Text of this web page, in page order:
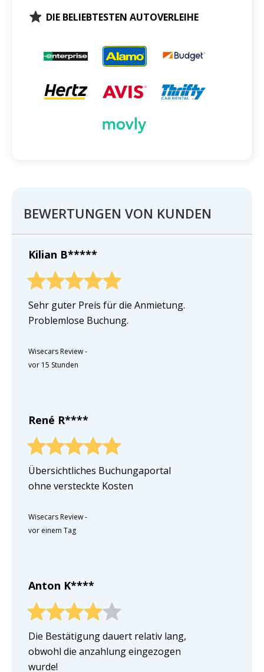
DIE BELIEBTESTEN AUTOVERLEIHE
BEWERTUNGEN VON KUNDEN
Kilian B*****
Sehr guter Preis für die Anmietung.
Problemlose Buchung.
Wisecars Review-
vor 15 Stunden
René R****
Übersichtliches Buchungaportal
ohne versteckte Kosten
Wisecars Review-
vor einem Tag
Anton K****
Die Bestätigung dauert relativ lang,
obwohl die anzahlung eingezogen
wurde!